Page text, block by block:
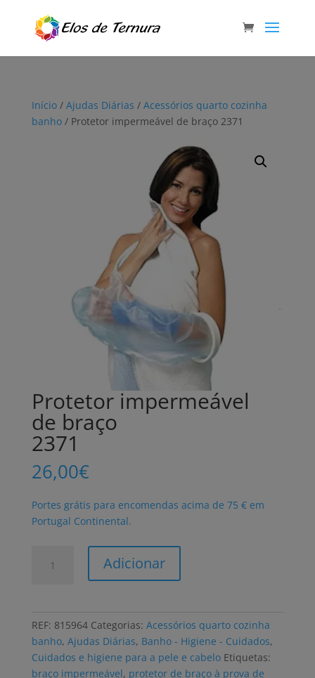
Início/ Ajudas Diárias / Acessórios quarto cozinha
banho/ Protetor impermeável de braço 2371
Protetor impermeável
de braço
2371
26,00€
Portes grátis para encomendas acima de 75 € em
Portugal Continental.
braço
2371
Adicionar
REF: 815964 Categorias: Acessórios quarto cozinha
banho, Ajudas Diárias, Banho - Higiene - Cuidados,
Cuidados e higiene para a pele e cabelo Etiquetas:
braço impermeável, protetor de braço à prova de